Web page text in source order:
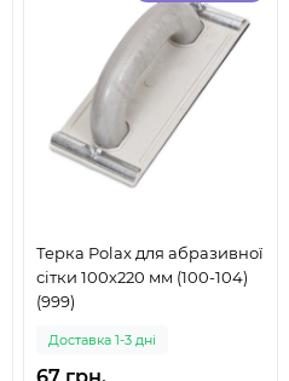
Терка Polax для абразивної
сітки 100х220 мм (100-104)
(999)
Доставка 1-3 дні